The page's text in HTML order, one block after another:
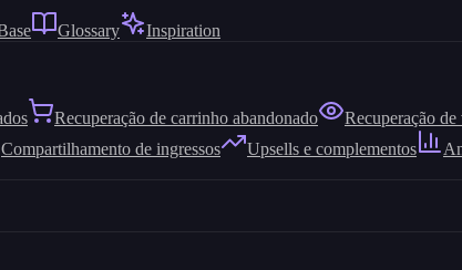
Glossary Inspiration
Recuperação de carrinho abandonado Recuperação de
Compartilhamento de ingressos Upsells e complementos